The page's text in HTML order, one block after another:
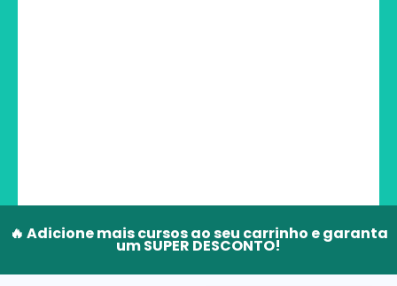
🔥 Adicione mais cursos ao seu carrinho e garanta
um SUPER DESCONTO!